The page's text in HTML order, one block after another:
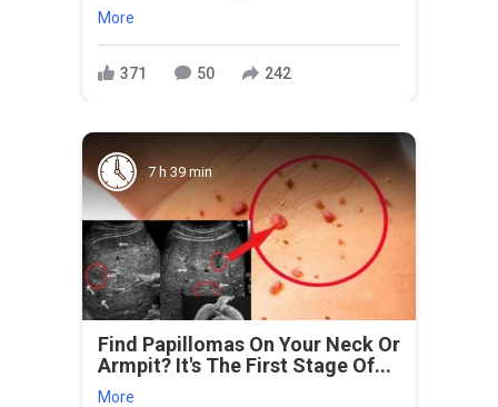
More
371 50 242
7 h 39 min
Find Papillomas On Your Neck Or
Armpit? It's The First Stage Of...
More